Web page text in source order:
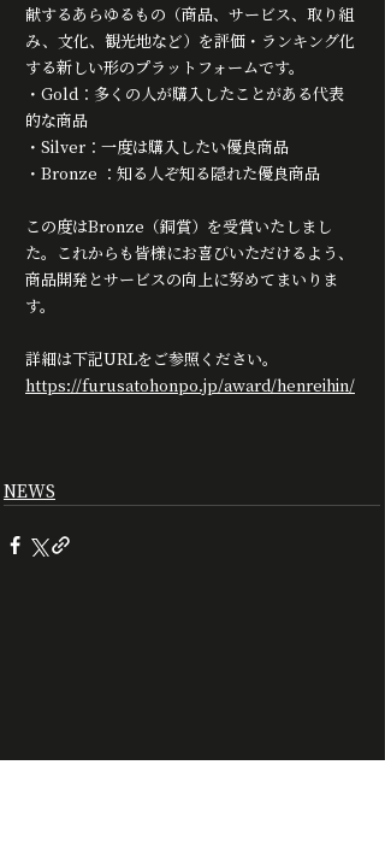
献するあらゆるもの（商品、サービス、取り組
み、文化、観光地など）を評価・ランキング化
する新しい形のプラットフォームです。
・Gold：多くの人が購入したことがある代表
的な商品
・Silver：一度は購入したい優良商品
・Bronze ：知る人ぞ知る隠れた優良商品
この度はBronze（銅賞）を受賞いたしまし
た。これからも皆様にお喜びいただけるよう、
商品開発とサービスの向上に努めてまいりま
す。
詳細は下記URLをご参照ください。
https://furusatohonpo.jp/award/henreihin/
NEWS